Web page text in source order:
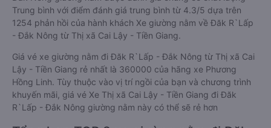
Trung bình với điểm đánh giá trung bình từ 4.3/5 dựa trên
1254 phản hồi của hành khách Xe giường nằm về Đăk R`Lấp
- Đắk Nông từ Thị xã Cai Lậy - Tiền Giang.
Giá vé xe giường nằm đi Đăk R`Lấp - Đắk Nông từ Thị xã Cai
Lậy - Tiền Giang rẻ nhất là 360000 của hãng xe Phương
Hồng Linh. Tùy thuộc vào vị trí ngồi của bạn và chương trình
khuyến mãi, giá vé Xe Thị xã Cai Lậy - Tiền Giang đi Đăk
R`Lấp - Đắk Nông giường nằm này có thể sẽ rẻ hơn